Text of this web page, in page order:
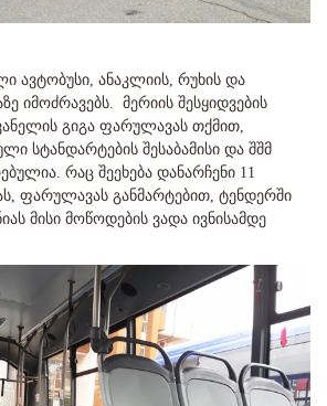
ავტობუსი, ანაკლიის, რუხის და
იმოძრავებს. მერიის შესყიდვების
გიგა ფარულავას თქმით,
სტანდარტების შესაბამისი და შშმ
რაც შეეხება დანარჩენი 11
ფარულავას განმარტებით, ტენდერში
მისი მოწოდების ვადა ივნისამდე